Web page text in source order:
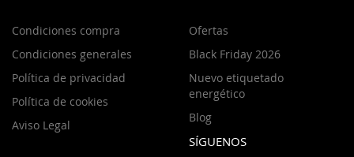
Condiciones compra
Condiciones generales
Política de privacidad
Política de cookies
Aviso Legal
Ofertas
Black Friday 2026
Nuevo etiquetado
energético
Blog
SÍGUENOS